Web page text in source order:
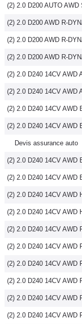
(2) 2.0 D200 AUTO AWD
(2) 2.0 D200 AWD R-
(2) 2.0 D200 AWD R-
(2) 2.0 D200 AWD R-
(2) 2.0 D240 14CV AWD
(2) 2.0 D240 14CV AWD
(2) 2.0 D240 14CV AWD
(2) 2.0 D240 14CV AWD
Devis assurance auto
(2) 2.0 D240 14CV AWD
(2) 2.0 D240 14CV AWD
(2) 2.0 D240 14CV AWD
(2) 2.0 D240 14CV AWD
(2) 2.0 D240 14CV AWD
(2) 2.0 D240 14CV AWD
(2) 2.0 D240 14CV AWD
(2) 2.0 D240 14CV AWD
(2) 2.0 D240 14CV AWD
(2) 2.0 D240 14CV AWD